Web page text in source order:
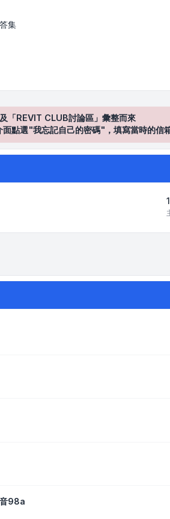
集
「REVIT CLUB討論區」彙整而來
選"我忘記自己的密碼"，填寫當時的信
98a